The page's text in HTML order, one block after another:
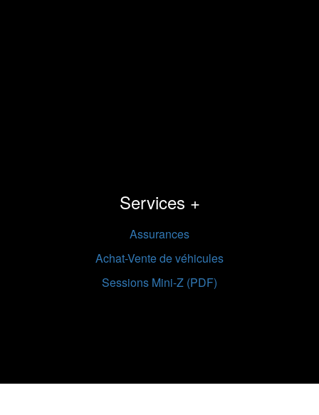
Services +
Assurances
Achat-Vente de véhicules
Sessions Mini-Z (PDF)